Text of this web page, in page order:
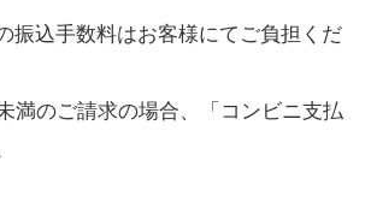
振込手数料はお客様にてご負担くだ
満のご請求の場合、「コンビニ支払